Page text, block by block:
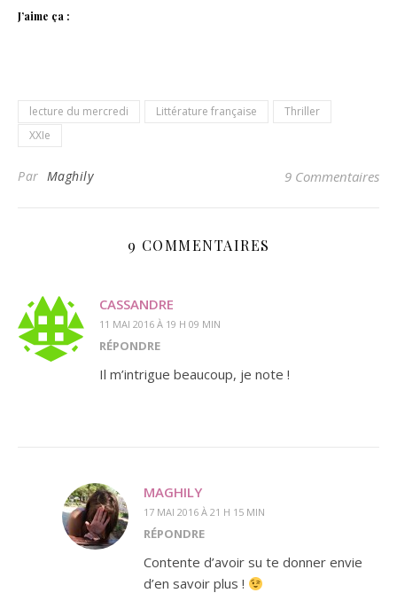
J’aime ça :
lecture du mercredi Littérature française
Thriller
XXIe
Par Maghily 9 Commentaires
9 COMMENTAIRES
CASSANDRE
11 MAI 2016 À 19 H 09 MIN
RÉPONDRE
Il m’intrigue beaucoup, je note !
MAGHILY
17 MAI 2016 À 21 H 15 MIN
RÉPONDRE
Contente d’avoir su te donner envie
d’en savoir plus !